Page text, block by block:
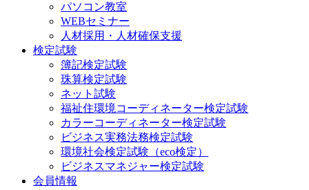
パソコン教室
WEBセミナー
人材採用・人材確保支援
検定試験
簿記検定試験
珠算検定試験
ネット試験
福祉住環境コーディネーター検定試験
カラーコーディネーター検定試験
ビジネス実務法務検定試験
環境社会検定試験（eco検定）
ビジネスマネジャー検定試験
会員情報